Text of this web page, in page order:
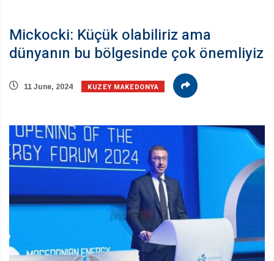
Mickocki: Küçük olabiliriz ama
dünyanın bu bölgesinde çok önemliyiz
11 June, 2024 KUZEY MAKEDONYA